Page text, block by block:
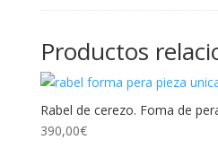
Productos
Rabel de cerezo. Foma de
390,00€